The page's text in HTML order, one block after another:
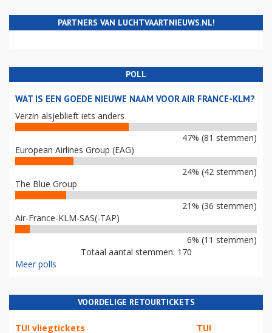
PARTNERS VAN LUCHTVAARTNIEUWS.NL!
POLL
WAT IS EEN GOEDE NIEUWE NAAM VOOR AIR FRANCE-KLM?
Verzin alsjeblieft iets anders
47% (81 stemmen)
European Airlines Group (EAG)
24% (42 stemmen)
The Blue Group
21% (36 stemmen)
Air-France-KLM-SAS(-TAP)
6% (11 stemmen)
Totaal aantal stemmen: 170
Meer polls
VOORDELIGE RETOURTICKETS
TUI vliegtickets TUI